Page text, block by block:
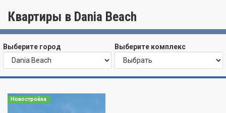
Квартиры в Dania Beach
Выберите город Выберите комплекс
Новостройка